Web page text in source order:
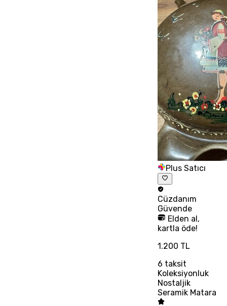
Plus Satıcı
Cüzdanım
Güvende
Elden al,
kartla öde!
1.200 TL
6 taksit
Koleksiyonluk
Nostaljik
Seramik Matara